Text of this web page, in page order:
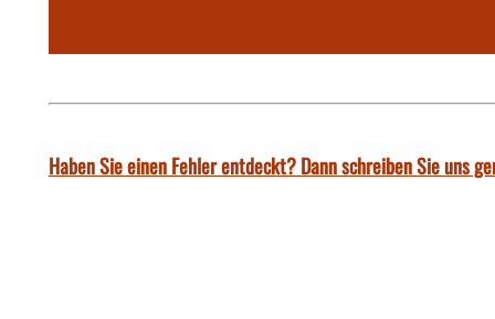
Haben Sie einen Fehler entdeckt? Dann schreiben Sie uns